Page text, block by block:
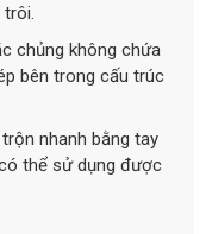
chủng không chứa
bên trong cấu trúc
nhanh bằng tay
thể sử dụng được